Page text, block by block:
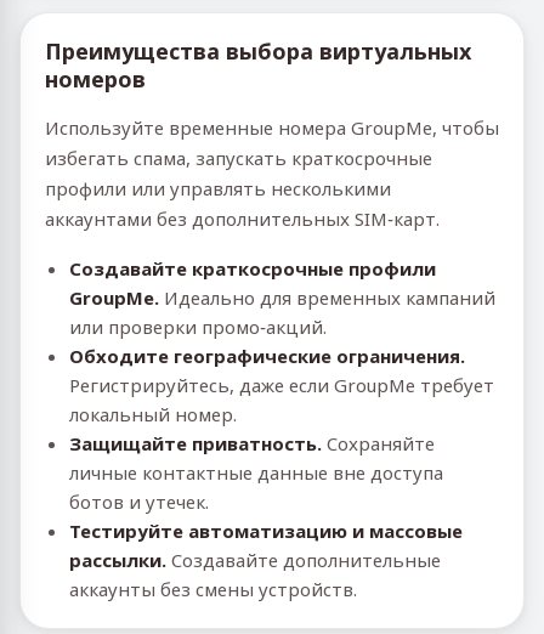
Преимущества выбора виртуальных
номеров
Используйте временные номера GroupMe, чтобы
избегать спама, запускать краткосрочные
профили или управлять несколькими
аккаунтами без дополнительных SIM‑карт.
Создавайте краткосрочные профили
GroupMe. Идеально для временных кампаний
или проверки промо‑акций.
Обходите географические ограничения.
Регистрируйтесь, даже если GroupMe требует
локальный номер.
Защищайте приватность. Сохраняйте
личные контактные данные вне доступа
ботов и утечек.
Тестируйте автоматизацию и массовые
рассылки. Создавайте дополнительные
аккаунты без смены устройств.